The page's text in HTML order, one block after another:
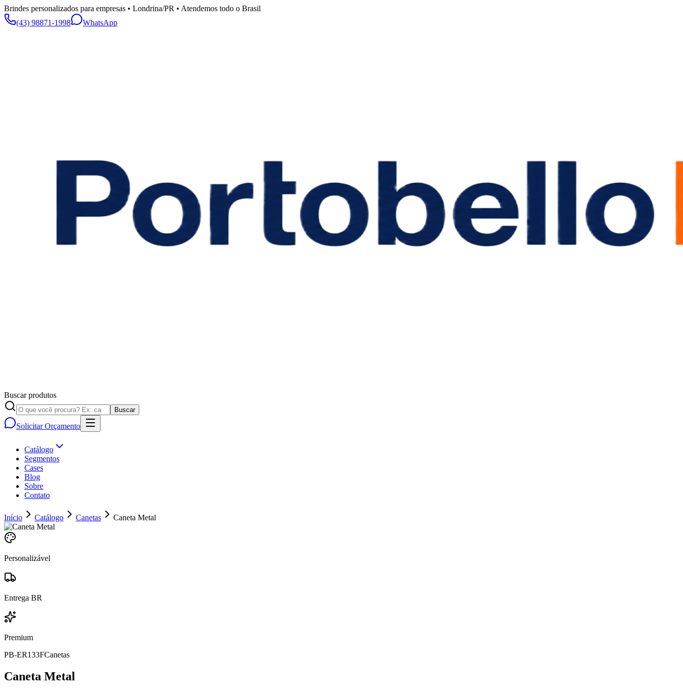
Brindes personalizados para empresas • Londrina/PR • Atendemos todo o Brasil
(43) 98871-1998
WhatsApp
Buscar produtos
Buscar
Solicitar Orçamento
Catálogo
Segmentos
Cases
Blog
Sobre
Contato
Início Catálogo Canetas Caneta Metal
Personalizável
Entrega BR
Premium
PB-ER133FCanetas
Caneta Metal